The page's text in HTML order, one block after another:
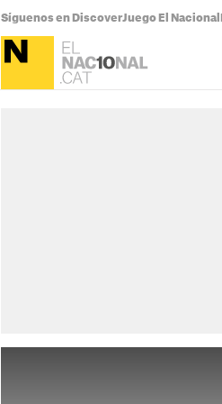
Síguenos en DiscoverJuego El Nacional